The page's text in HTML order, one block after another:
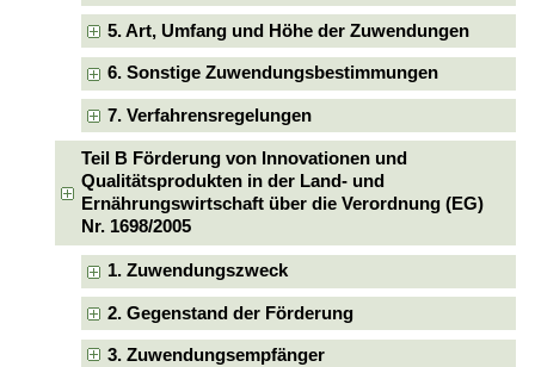
5. Art, Umfang und Höhe der Zuwendungen
6. Sonstige Zuwendungsbestimmungen
7. Verfahrensregelungen
Teil B Förderung von Innovationen und
Qualitätsprodukten in der Land- und
Ernährungswirtschaft über die Verordnung (EG)
Nr. 1698/2005
1. Zuwendungszweck
2. Gegenstand der Förderung
3. Zuwendungsempfänger